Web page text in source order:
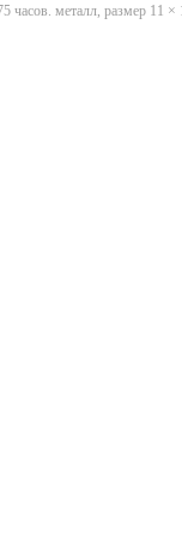
часов. металл, размер 11 ×